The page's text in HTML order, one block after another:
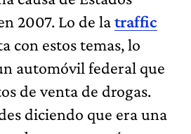
2007. Lo de latraffic
con estos temas, lo
automóvil federal que
de venta de drogas.
diciendo que era una